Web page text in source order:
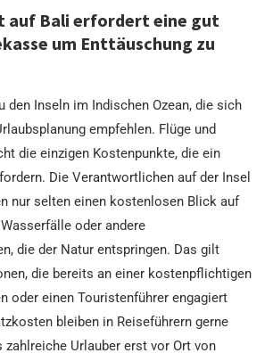
auf Bali erfordert eine gut
um Enttäuschung zu
den Inseln im Indischen Ozean, die sich
empfehlen. Flüge und
die einzigen Kostenpunkte, die ein
Die Verantwortlichen auf der Insel
nur selten einen kostenlosen Blick auf
oder andere
die der Natur entspringen. Das gilt
die bereits an einer kostenpflichtigen
oder einen Touristenführer engagiert
bleiben in Reiseführern gerne
zahlreiche Urlauber erst vor Ort von